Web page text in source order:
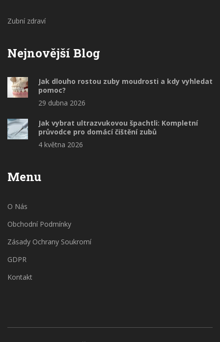
Zubní zdraví
Nejnovější Blog
Jak dlouho rostou zuby moudrosti a kdy vyhledat
pomoc?
29 dubna 2026
Jak vybrat ultrazvukovou špachtli: Kompletní
průvodce pro domácí čištění zubů
4 května 2026
Menu
O Nás
Obchodní Podmínky
Zásady Ochrany Soukromí
GDPR
Kontakt